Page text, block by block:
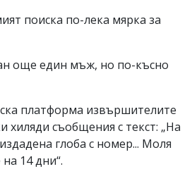
поиска по-лека мярка за
още един мъж, но по-късно
платформа извършителите
хиляди съобщения с текст: „На
глоба с номер... Моля
14 дни“.